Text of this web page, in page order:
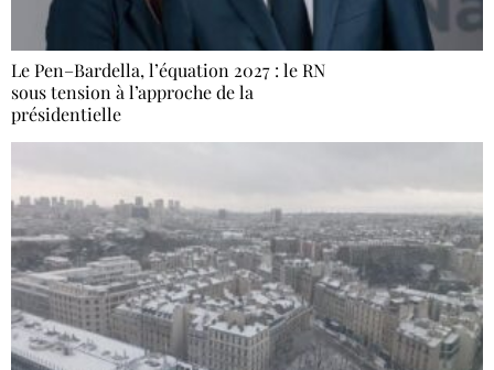
Le Pen–Bardella, l’équation 2027 : le RN
sous tension à l’approche de la
présidentielle